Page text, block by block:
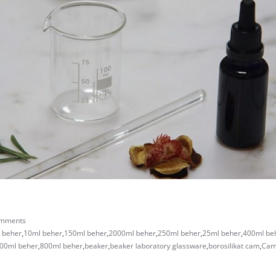
beher,10ml beher,150ml beher,2000ml beher,250ml beher,25ml beher,400ml
beher,800ml beher,beaker,beaker laboratory glassware,borosilikat cam,